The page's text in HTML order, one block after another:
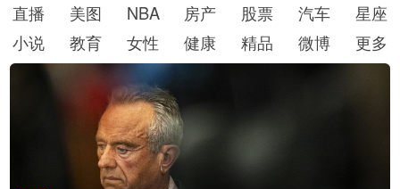
直播
美图 NBA 房产 股票 汽车
星座
小说
教育 女性 健康 精品 微博 更多